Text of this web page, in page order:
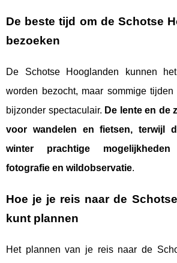
De beste tijd om de Schotse
bezoeken
De Schotse Hooglanden kunnen
worden bezocht, maar sommige
bijzonder spectaculair. De lente en de
voor wandelen en fietsen, terwijl
winter prachtige
fotografie en wildobservatie.
Hoe je je reis naar de
kunt plannen
Het plannen van je reis naar de